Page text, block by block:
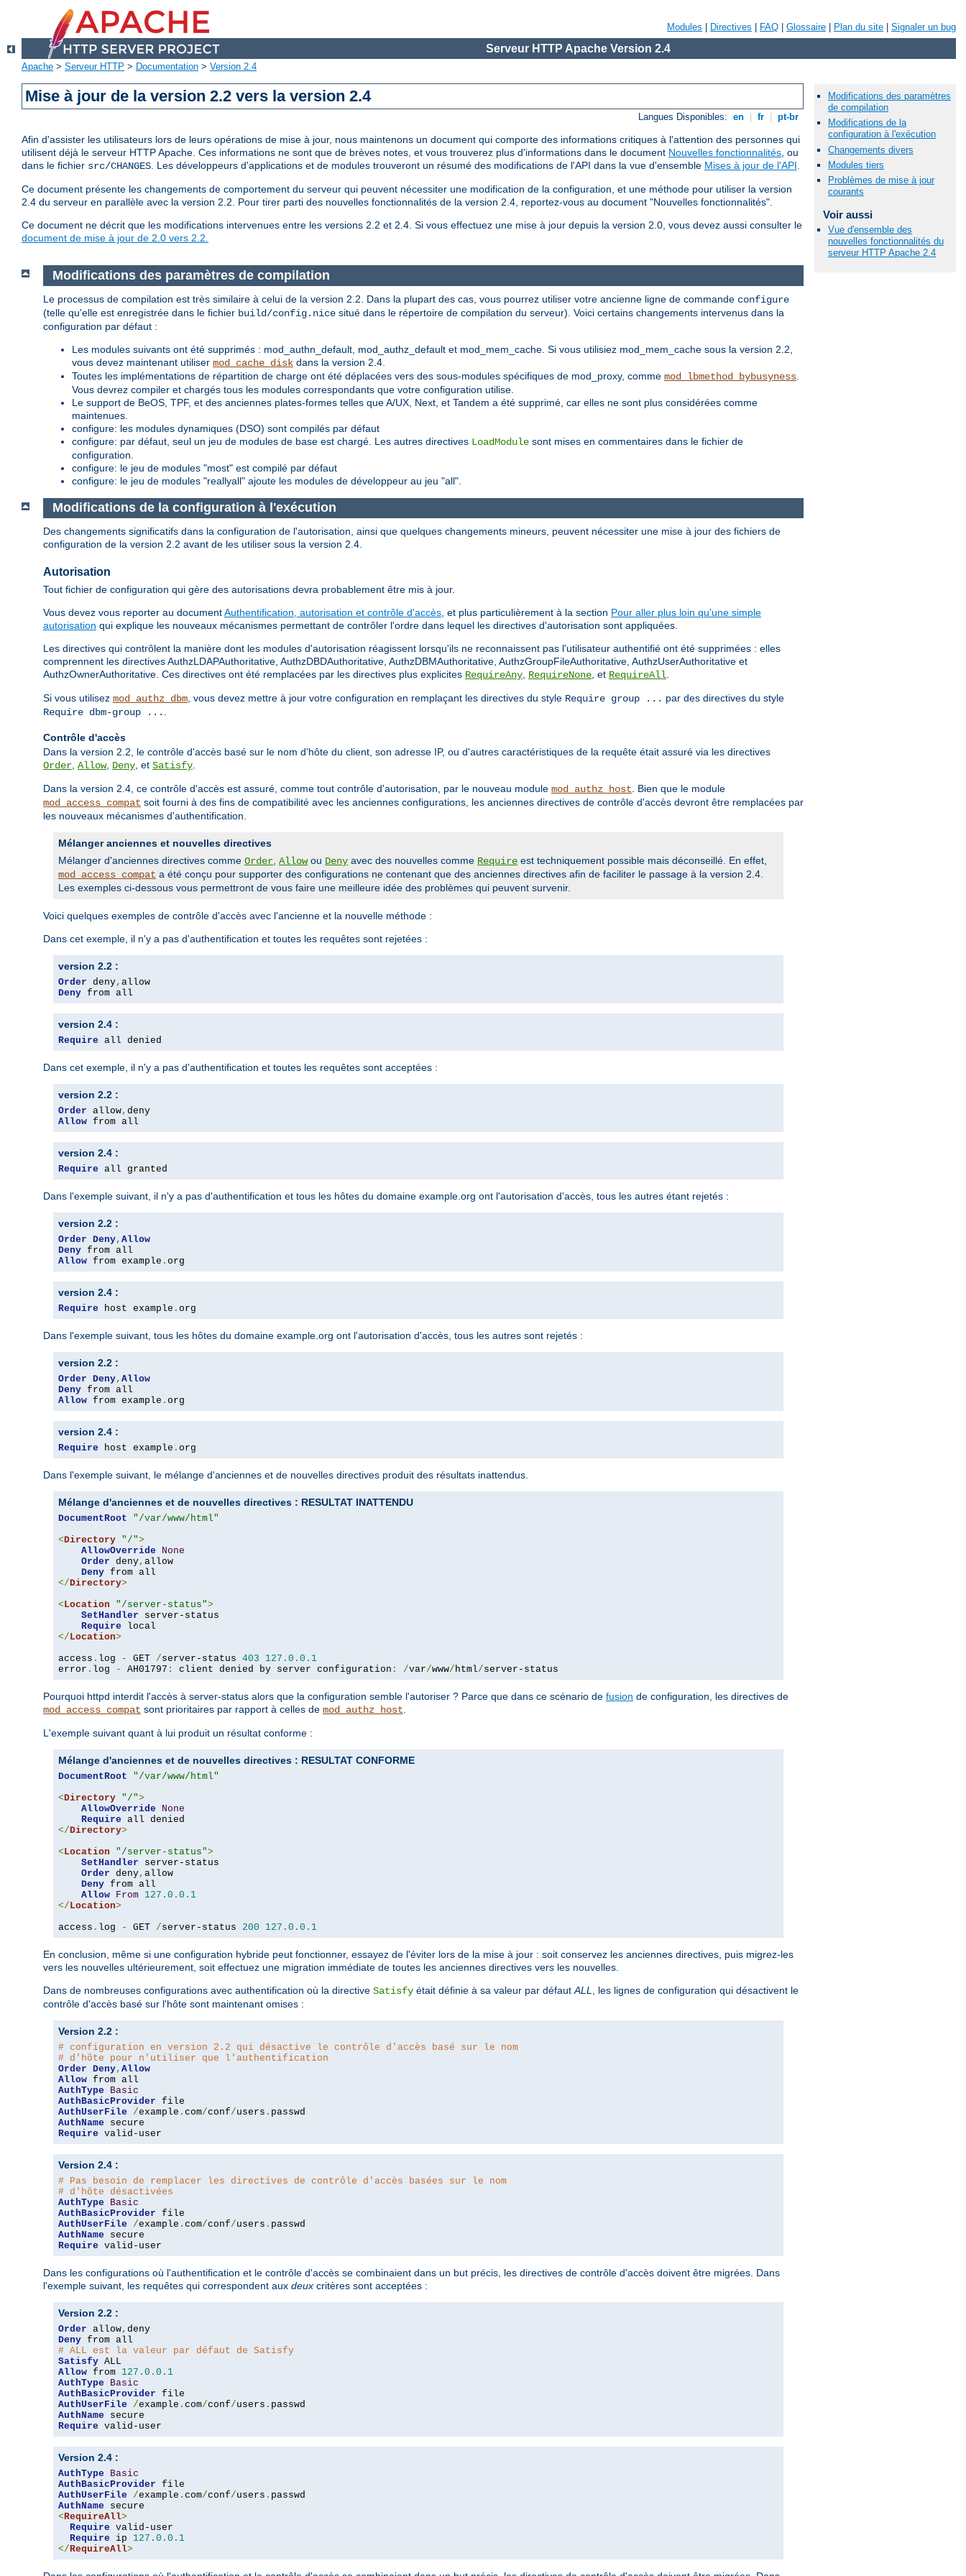
Modules Directives FAQ Glossaire Plan du site Signaler un bug
Serveur HTTP Apache Version 2.4
Apache > Serveur HTTP > Documentation > Version 2.4
Mise à jour de la version 2.2 vers la version 2.4
Langues Disponibles: en fr pt-br
Afin d'assister les utilisateurs lors de leurs opérations de mise à jour, nous maintenons un document qui comporte des informations critiques à l'attention des personnes qui
utilisent déjà le serveur HTTP Apache. Ces informations ne sont que de brèves notes, et vous trouverez plus d'informations dans le document Nouvelles fonctionnalités, ou
dans le fichier src/CHANGES. Les développeurs d'applications et de modules trouveront un résumé des modifications de l'API dans la vue d'ensemble Mises à jour de l'API.
Ce document présente les changements de comportement du serveur qui peuvent nécessiter une modification de la configuration, et une méthode pour utiliser la version
2.4 du serveur en parallèle avec la version 2.2. Pour tirer parti des nouvelles fonctionnalités de la version 2.4, reportez-vous au document "Nouvelles fonctionnalités".
Ce document ne décrit que les modifications intervenues entre les versions 2.2 et 2.4. Si vous effectuez une mise à jour depuis la version 2.0, vous devez aussi consulter le
document de mise à jour de 2.0 vers 2.2.
Modifications des paramètres de compilation
Le processus de compilation est très similaire à celui de la version 2.2. Dans la plupart des cas, vous pourrez utiliser votre ancienne ligne de commande configure
(telle qu'elle est enregistrée dans le fichier build/config.nice situé dans le répertoire de compilation du serveur). Voici certains changements intervenus dans la
configuration par défaut :
Les modules suivants ont été supprimés : mod_authn_default, mod_authz_default et mod_mem_cache. Si vous utilisiez mod_mem_cache sous la version 2.2,
vous devez maintenant utiliser mod_cache_disk dans la version 2.4.
Toutes les implémentations de répartition de charge ont été déplacées vers des sous-modules spécifiques de mod_proxy, comme mod_lbmethod_bybusyness
Vous devrez compiler et chargés tous les modules correspondants que votre configuration utilise.
Le support de BeOS, TPF, et des anciennes plates-formes telles que A/UX, Next, et Tandem a été supprimé, car elles ne sont plus considérées comme
maintenues.
configure: les modules dynamiques (DSO) sont compilés par défaut
configure: par défaut, seul un jeu de modules de base est chargé. Les autres directives LoadModule sont mises en commentaires dans le fichier de
configuration.
configure: le jeu de modules "most" est compilé par défaut
configure: le jeu de modules "reallyall" ajoute les modules de développeur au jeu "all".
Modifications de la configuration à l'exécution
Des changements significatifs dans la configuration de l'autorisation, ainsi que quelques changements mineurs, peuvent nécessiter une mise à jour des fichiers de
configuration de la version 2.2 avant de les utiliser sous la version 2.4.
Autorisation
Tout fichier de configuration qui gère des autorisations devra probablement être mis à jour.
Vous devez vous reporter au documentAuthentification, autorisation et contrôle d'accès, et plus particulièrement à la section Pour aller plus loin qu'une simple
autorisation qui explique les nouveaux mécanismes permettant de contrôler l'ordre dans lequel les directives d'autorisation sont appliquées.
Les directives qui contrôlent la manière dont les modules d'autorisation réagissent lorsqu'ils ne reconnaissent pas l'utilisateur authentifié ont été supprimées : elles
comprennent les directives AuthzLDAPAuthoritative, AuthzDBDAuthoritative, AuthzDBMAuthoritative, AuthzGroupFileAuthoritative, AuthzUserAuthoritative et
AuthzOwnerAuthoritative. Ces directives ont été remplacées par les directives plus explicites RequireAny, RequireNone, et RequireAll.
Si vous utilisez mod_authz_dbm, vous devez mettre à jour votre configuration en remplaçant les directives du style Require group ... par des directives du style
Require dbm-group ... .
Contrôle d'accès
Dans la version 2.2, le contrôle d'accès basé sur le nom d'hôte du client, son adresse IP, ou d'autres caractéristiques de la requête était assuré via les directives
Order, Allow, Deny, et Satisfy.
Dans la version 2.4, ce contrôle d'accès est assuré, comme tout contrôle d'autorisation, par le nouveau module mod_authz_host. Bien que le module
mod_access_compat soit fourni à des fins de compatibilité avec les anciennes configurations, les anciennes directives de contrôle d'accès devront être remplacées par
les nouveaux mécanismes d'authentification.
Mélanger anciennes et nouvelles directives
Mélanger d'anciennes directives comme Order, Allowou Deny avec des nouvelles comme Require est techniquement possible mais déconseillé. En effet,
mod_access_compat a été conçu pour supporter des configurations ne contenant que des anciennes directives afin de faciliter le passage à la version 2.4.
Les exemples ci-dessous vous permettront de vous faire une meilleure idée des problèmes qui peuvent survenir.
Voici quelques exemples de contrôle d'accès avec l'ancienne et la nouvelle méthode :
Dans cet exemple, il n'y a pas d'authentification et toutes les requêtes sont rejetées :
version 2.2 :
Order deny,
Deny from all
version 2.4 :
Require all denied
Dans cet exemple, il n'y a pas d'authentification et toutes les requêtes sont acceptées :
version 2.2 :
Order allow,
Allow from all
version 2.4 :
Require all granted
Dans l'exemple suivant, il n'y a pas d'authentification et tous les hôtes du domaine example.org ont l'autorisation d'accès, tous les autres étant rejetés :
version 2.2 :
Order Deny, Allow
Deny
Allow from example . org
version 2.4 :
Require host example . org
Dans l'exemple suivant, tous les hôtes du domaine example.org ont l'autorisation d'accès, tous les autres sont rejetés :
version 2.2 :
Order Deny, Allow
Deny
Allow from example . org
version 2.4 :
Require host example . org
Dans l'exemple suivant, le mélange d'anciennes et de nouvelles directives produit des résultats inattendus.
Mélange d'anciennes et de nouvelles directives : RESULTAT INATTENDU
DocumentRoot
"/var/www/html"
<Directory "/">
AllowOverride
None
Order deny, allow
Deny
</Directory>
<Location "/server-status">
SetHandler server-status
Require
</Location>
access . log - GET /server-status 403 127.0 . 0.1
error . log - AH01797 : client denied by server configuration : /var/www/html/server-status
Pourquoi httpd interdit l'accès à server-status alors que la configuration semble l'autoriser ? Parce que dans ce scénario de fusion de configuration, les directives de
mod_access_compat sont prioritaires par rapport à celles de mod_authz_host.
L'exemple suivant quant à lui produit un résultat conforme :
Mélange d'anciennes et de nouvelles directives : RESULTAT CONFORME
DocumentRoot
"/var/www/html"
<Directory "/">
AllowOverride
None
Require
</Directory>
<Location "/server-status">
SetHandler server-status
Order deny, allow
Deny from all
Allow From 127.0 . 0.1
</Location>
access . log - GET /server-status 200 127.0 . 0.1
En conclusion, même si une configuration hybride peut fonctionner, essayez de l'éviter lors de la mise à jour : soit conservez les anciennes directives, puis migrez-les
vers les nouvelles ultérieurement, soit effectuez une migration immédiate de toutes les anciennes directives vers les nouvelles.
Dans de nombreuses configurations avec authentification où la directive Satisfy était définie à sa valeur par défautALL, les lignes de configuration qui désactivent le
contrôle d'accès basé sur l'hôte sont maintenant omises :
Version 2.2 :
# configuration en version 2.2 qui désactive le contrôle d'accès basé sur le nom
# d'hôte pour n'utiliser que l'authentification
Order Deny, Allow
Allow
AuthType
Basic
AuthBasicProvider
AuthUserFile
/example . com/conf/users .
AuthName
Require valid-user
Version 2.4 :
# Pas besoin de remplacer les directives de contrôle d'accès basées sur le nom
# d'hôte désactivées
AuthType
Basic
AuthBasicProvider
AuthUserFile
/example . com/conf/users .
AuthName
Require valid-user
Dans les configurations où l'authentification et le contrôle d'accès se combinaient dans un but précis, les directives de contrôle d'accès doivent être migrées. Dans
l'exemple suivant, les requêtes qui correspondent aux deux critères sont acceptées :
Version 2.2 :
Order allow,
Deny
# ALL est la valeur par défaut de Satisfy
Satisfy
Allow from 127.0 . 0.1
AuthType
Basic
AuthBasicProvider
AuthUserFile
/example . com/conf/users .
AuthName
Require valid-user
Version 2.4 :
AuthType
Basic
AuthBasicProvider
AuthUserFile
/example . com/conf/users .
AuthName
<RequireAll>
Require valid-user
Require ip 127.0 . 0.1
</RequireAll>
Modifications des paramètres
de compilation
Modifications de la
configuration à l'exécution
Changements divers
Modules tiers
Problèmes de mise à jour
courants
Voir aussi
Vue d'ensemble des
nouvelles fonctionnalités du
serveur HTTP Apache 2.4